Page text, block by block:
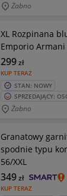
Żabno
XL Rozpinana
Emporio Armani
KUP TERAZ
299zł
STAN: NOWY
SPRZEDAJĄCY:
Żabno
Granatowy
spodnie typu
56/XXL
KUP TERAZ
349zł